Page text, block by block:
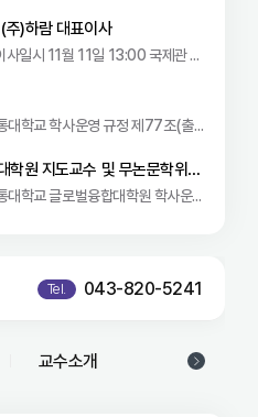
)하람 대표이사
조현덕 (주)하람 대표이사일시 11월 11일 13:00 국제관 117호조현덕 대표이사 약력 국립한국교통대학교 식품공학과 학사 국립한국교통대학교 ...
1. 관련가. 국립한국교통대학교 학사운영 규정 제77조(출석인정)나. 행정사항○ (부서 및 학과) 정당한 결재권자의 결재를 받은 계획(승인) 공...
학원 지도교수 및 무논문학위과
1. 관련가. 국립한국교통대학교 글로벌융합대학원 학사운영 규정 제4조, 제7조 및 제26조나. 국립한국교통대학교 교육대학원 학사운영 규정 제36...
항
식
Tel. 043-820-5241
교수소개